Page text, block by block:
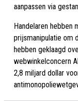
aanpassen via
Handelaren hebben
prijsmanipulatie om
hebben geklaagd
webwinkelconcern
2,8 miljard dollar